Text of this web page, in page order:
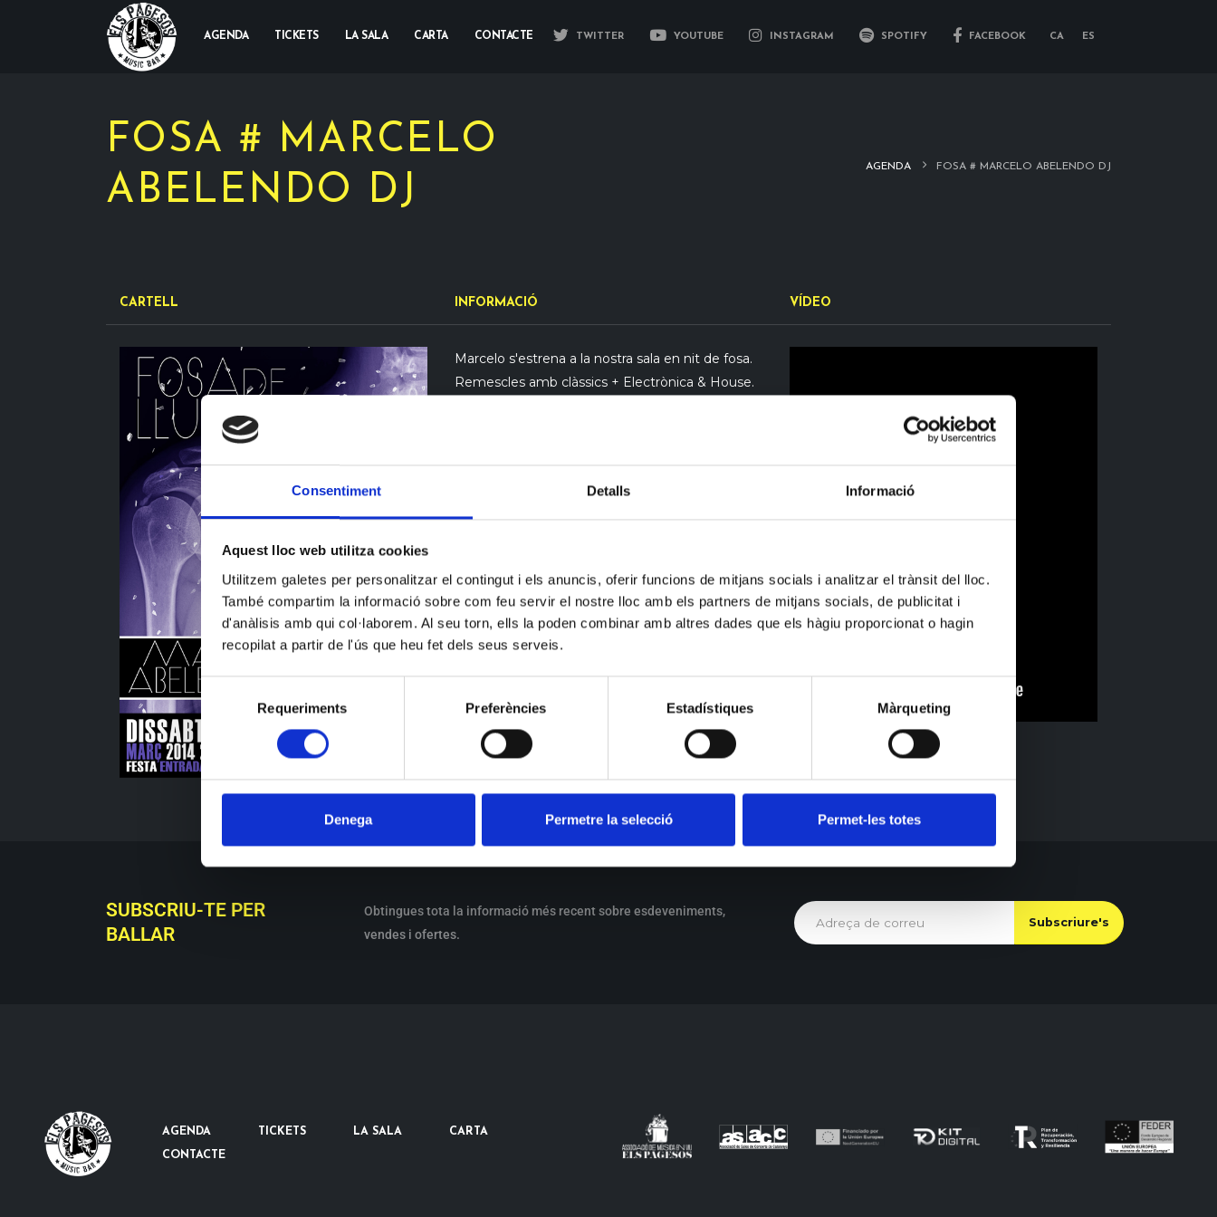
Consentiment Detalls Informació
Aquest lloc web utilitza cookies
Utilitzem galetes per personalitzar el contingut i els anuncis, oferir funcions de mitjans socials i analitzar el trànsit del lloc.
També compartim la informació sobre com feu servir el nostre lloc amb els partners de mitjans socials, de publicitat i
d'anàlisis amb qui col·laborem. Al seu torn, ells la poden combinar amb altres dades que els hàgiu proporcionat o hagin
recopilat a partir de l'ús que heu fet dels seus serveis.
consentiment
Requeriments Preferències Estadístiques Màrqueting
Denega Permetre la selecció Permet-les totes
AGENDA TICKETS LA SALA CARTA CONTACTE TWITTER YOUTUBE INSTAGRAM SPOTIFY FACEBOOK CA ES
FOSA # MARCELO
ABELENDO DJ
AGENDA FOSA # MARCELO ABELENDO DJ
CARTELL INFORMACIÓ VÍDEO
Marcelo s'estrena a la nostra sala en nit de fosa.
Remescles amb clàssics + Electrònica & House.
Podeu esoltar alguna de les sessions
SUBSCRIU-TE PER
BALLAR
Obtingues tota la informació més recent sobre esdeveniments,
vendes i ofertes.
AGENDA TICKETS LA SALA CARTA
CONTACTE